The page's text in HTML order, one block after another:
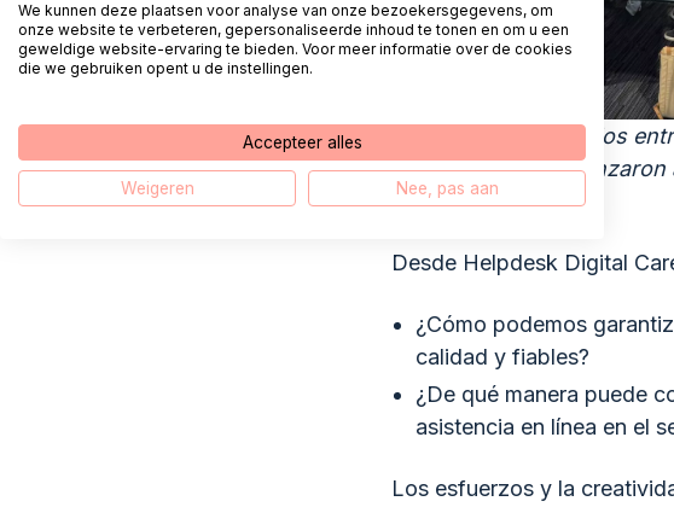
Bajo la dirección de los
profesionales comenzaron
Desde Helpdesk Digital
¿Cómo podemos
calidad y fiables?
¿De qué manera puede
asistencia en línea en el
Los esfuerzos y la
We kunnen deze plaatsen voor analyse van onze bezoekersgegevens, om
onze website te verbeteren, gepersonaliseerde inhoud te tonen en om u een
geweldige website-ervaring te bieden. Voor meer informatie over de cookies
die we gebruiken opent u de instellingen.
Accepteer alles
Weigeren Nee, pas aan